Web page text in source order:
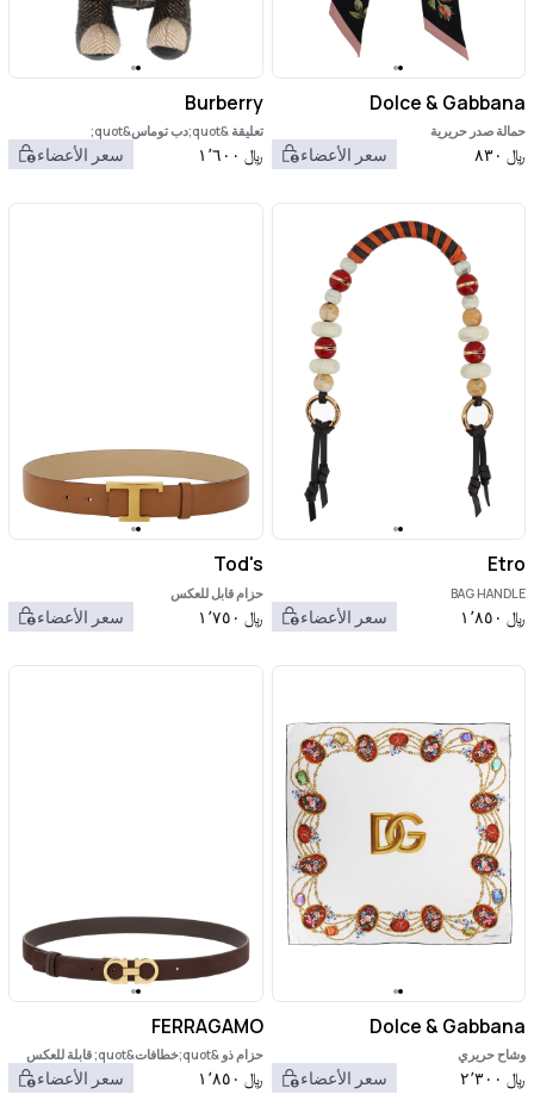
Dolce & Gabbana
حمالة صدر حريرية
﷼ ٨٣٠ سعر الأعضاء
Burberry
تعليقة &quot;دب توماس&quot;
﷼ ١٬٦٠٠ سعر الأعضاء
Etro
BAG HANDLE
﷼ ١٬٨٥٠ سعر الأعضاء
Tod's
حزام قابل للعكس
﷼ ١٬٧٥٠ سعر الأعضاء
Dolce & Gabbana
وشاح حريري
﷼ ٢٬٣٠٠ سعر الأعضاء
FERRAGAMO
حزام ذو &quot;خطافات&quot; قابلة للعكس
﷼ ١٬٨٥٠ سعر الأعضاء